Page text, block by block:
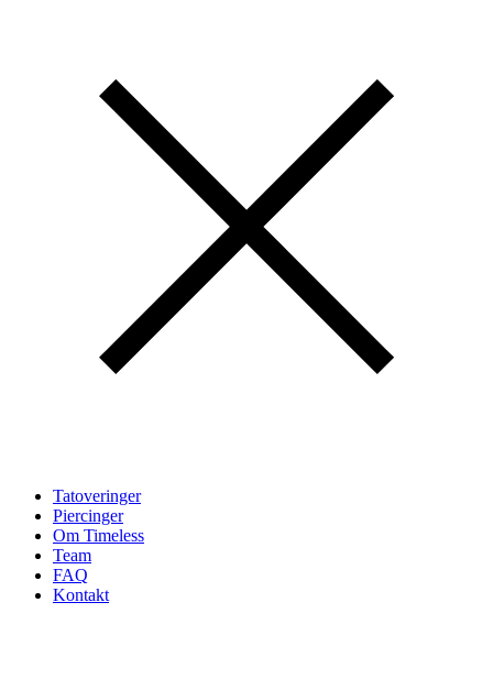
Tatoveringer
Piercinger
Om Timeless
Team
FAQ
Kontakt